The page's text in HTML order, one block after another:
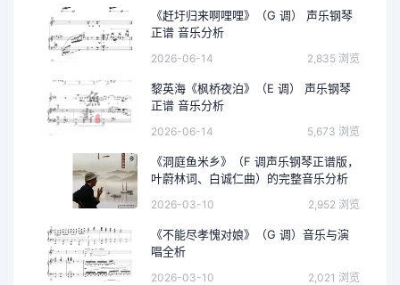
《赶圩归来啊哩哩》（G 调） 声乐钢琴
正谱 音乐分析
2026-06-14 2,835 浏览
黎英海《枫桥夜泊》（E 调） 声乐钢琴
正谱 音乐分析
2026-06-14 5,673 浏览
《洞庭鱼米乡》（F 调声乐钢琴正谱版，
叶蔚林词、白诚仁曲）的完整音乐分析
2026-03-10 2,952 浏览
《不能尽孝愧对娘》（G 调）音乐与演
唱全析
2026-03-10 2,021 浏览